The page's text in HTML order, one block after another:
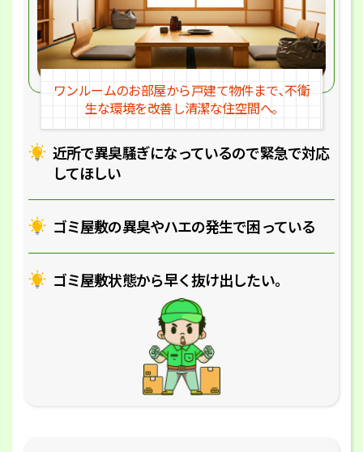
近所で異臭騒ぎになっているので緊急で対応
してほしい
ゴミ屋敷の異臭やハエの発生で困っている
ゴミ屋敷状態から早く抜け出したい｡
ワンルームのお部屋から戸建て物件まで､不衛
生な環境を改善し清潔な住空間へ｡